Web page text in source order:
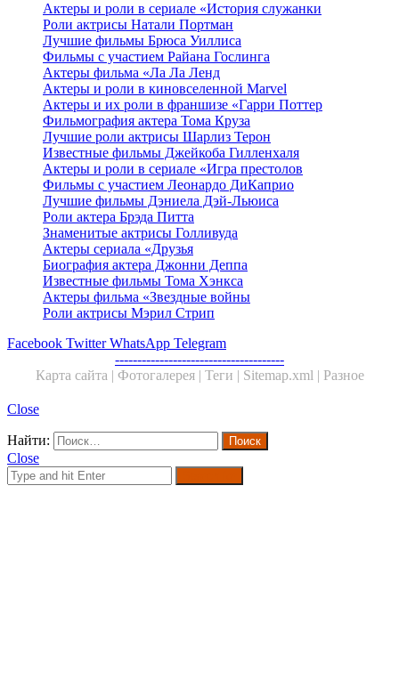
Актеры и роли в сериале «История служанки
Роли актрисы Натали Портман
Лучшие фильмы Брюса Уиллиса
Фильмы с участием Райана Гослинга
Актеры фильма «Ла Ла Ленд
Актеры и роли в киновселенной Marvel
Актеры и их роли в франшизе «Гарри Поттер
Фильмография актера Тома Круза
Лучшие роли актрисы Шарлиз Терон
Известные фильмы Джейкоба Гилленхаля
Актеры и роли в сериале «Игра престолов
Фильмы с участием Леонардо ДиКаприо
Лучшие фильмы Дэниела Дэй-Льюиса
Роли актера Брэда Питта
Знаменитые актрисы Голливуда
Актеры сериала «Друзья
Биография актера Джонни Деппа
Известные фильмы Тома Хэнкса
Актеры фильма «Звездные войны
Роли актрисы Мэрил Стрип
Facebook Twitter WhatsApp Telegram
--------------------------------------
Карта сайта | Фотогалерея | Теги | Sitemap.xml | Разное
Close
Найти:
Close